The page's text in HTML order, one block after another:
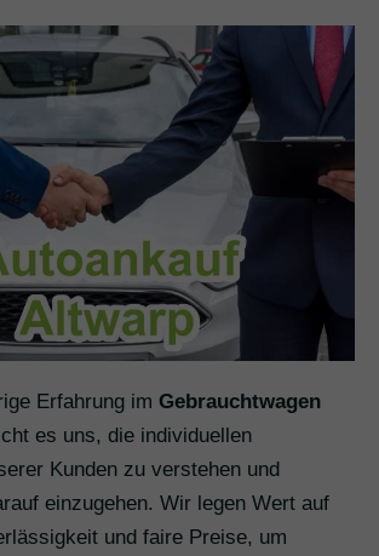
Erfahrung im Gebrauchtwagen
es uns, die individuellen
Kunden zu verstehen und
einzugehen. Wir legen Wert auf
und faire Preise, um